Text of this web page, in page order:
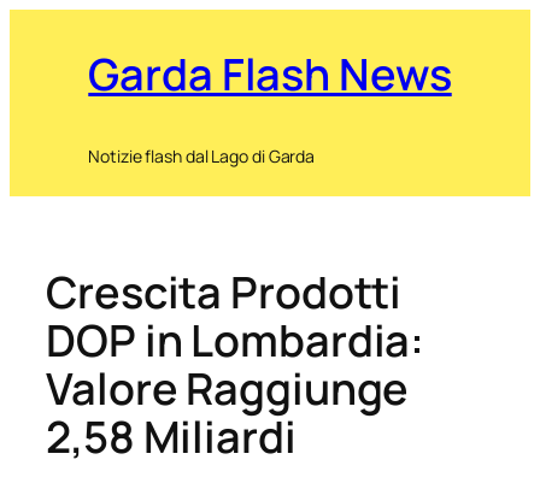
Garda Flash News
Notizie flash dal Lago di Garda
Crescita Prodotti
DOP in Lombardia:
Valore Raggiunge
2,58 Miliardi